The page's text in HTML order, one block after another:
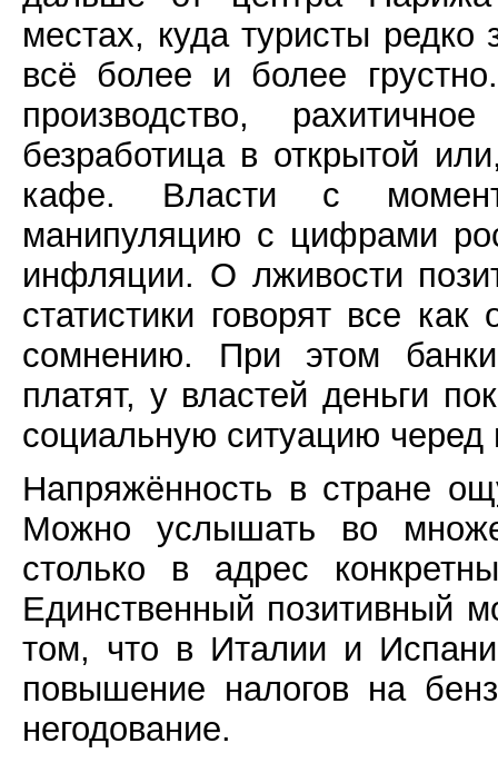
местах, куда туристы редко
всё более и более
производство,
безработица в открытой
кафе. Власти с
манипуляцию с цифрами
инфляции. О лживости
статистики говорят все
сомнению. При этом
платят, у властей деньги
социальную ситуацию черед
Напряжённость в стране
Можно услышать во
столько в адрес
Единственный позитивный
том, что в Италии и
повышение налогов на
негодование.